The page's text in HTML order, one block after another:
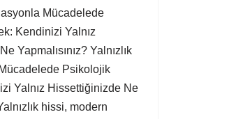
Mücadelede
Kendinizi Yalnız
Yapmalısınız? Yalnızlık
Psikolojik
Yalnız Hissettiğinizde Ne
hissi, modern